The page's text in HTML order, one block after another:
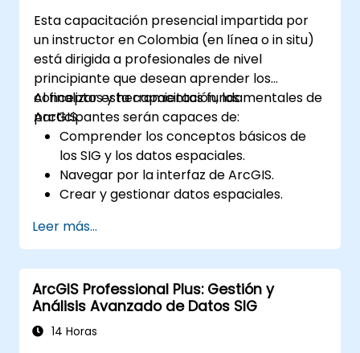
Esta capacitación presencial impartida por
un instructor en Colombia (en línea o in situ)
está dirigida a profesionales de nivel
principiante que desean aprender los
conceptos y herramientas fundamentales de
ArcGIS.
Al finalizar esta capacitación, los
participantes serán capaces de:
Comprender los conceptos básicos de
los SIG y los datos espaciales.
Navegar por la interfaz de ArcGIS.
Crear y gestionar datos espaciales.
Crear mapas y visualizaciones.
Leer más...
ArcGIS Professional Plus: Gestión y
Análisis Avanzado de Datos SIG
14 Horas